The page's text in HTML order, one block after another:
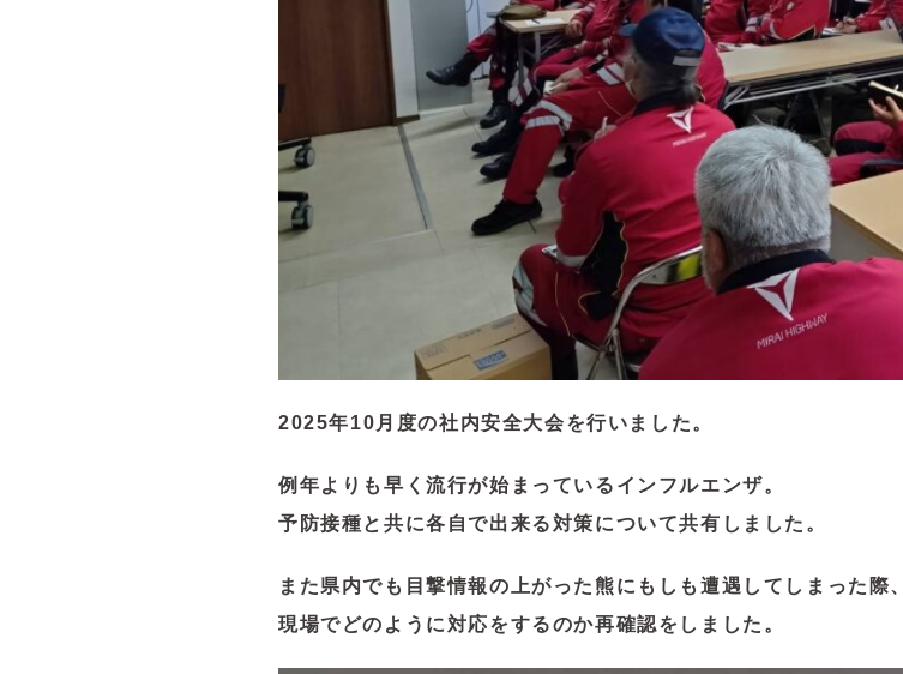
2025年10月度の社内安全大会を行いました。
例年よりも早く流行が始まっているインフルエンザ。
予防接種と共に各自で出来る対策について共有しました。
また県内でも目撃情報の上がった熊にもしも遭遇してしまった際、
現場でどのように対応をするのか再確認をしました。